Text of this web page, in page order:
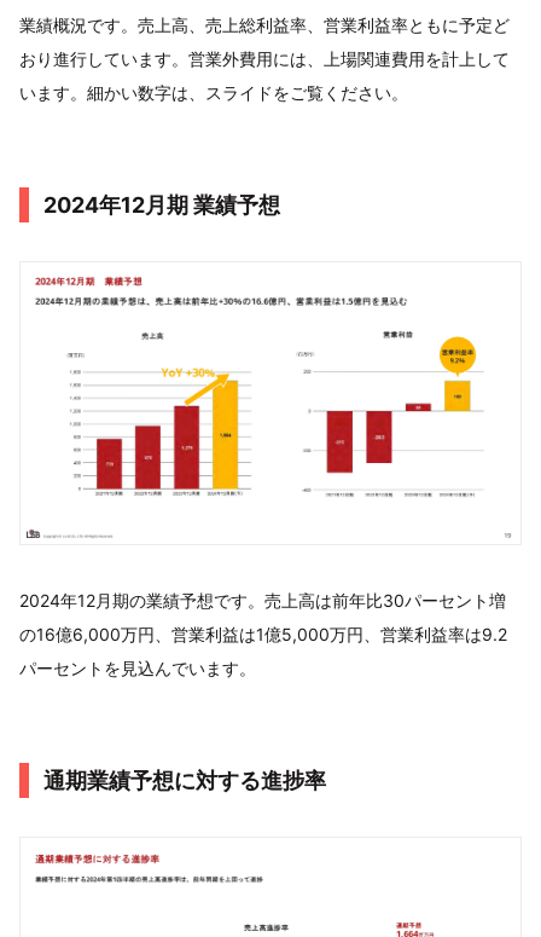
業績概況です。売上高、売上総利益率、営業利益率ともに予定ど
おり進行しています。営業外費用には、上場関連費用を計上して
います。細かい数字は、スライドをご覧ください。
2024年12月期 業績予想
2024年12月期の業績予想です。売上高は前年比30パーセント増
の16億6,000万円、営業利益は1億5,000万円、営業利益率は9.2
パーセントを見込んでいます。
通期業績予想に対する進捗率